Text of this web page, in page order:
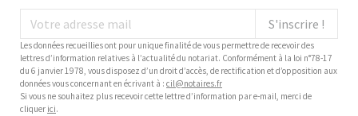
S'inscrire !
Les données recueillies ont pour unique finalité de vous permettre de recevoir des
lettres d’information relatives à l’actualité du notariat. Conformément à la loi n°78-17
du 6 janvier 1978, vous disposez d’un droit d’accès, de rectification et d’opposition aux
données vous concernant en écrivant à : cil@notaires.fr
Si vous ne souhaitez plus recevoir cette lettre d’information par e-mail, merci de
cliquer ici.